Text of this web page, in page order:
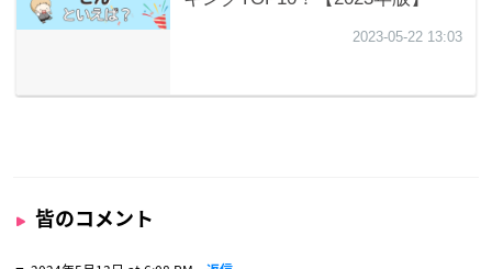
皆のコメント